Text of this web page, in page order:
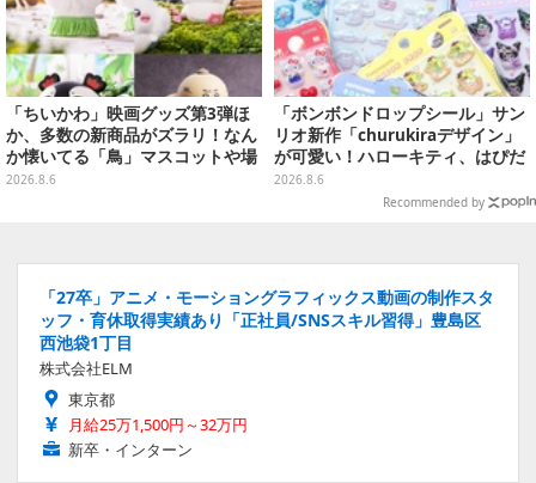
「ちいかわ」映画グッズ第3弾ほ
か、多数の新商品がズラリ！なん
か懐いてる「鳥」マスコットや場
面写アイテムなど必見のラインナ
2026.8.6
「ボンボンドロップシール」サン
リオ新作「churukiraデザイン」
が可愛い！ハローキティ、はぴだ
んぶいなど全8種類が順次展開
2026.8.6
Recommended by
「27卒」アニメ・モーショングラフィックス動画の制作スタ
ッフ・育休取得実績あり「正社員/SNSスキル習得」豊島区
西池袋1丁目
株式会社ELM
東京都
月給25万1,500円～32万円
新卒・インターン